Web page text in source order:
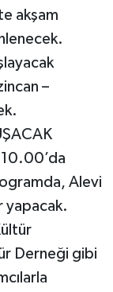
akşam
–
Alevi
yapacak.
Derneği gibi